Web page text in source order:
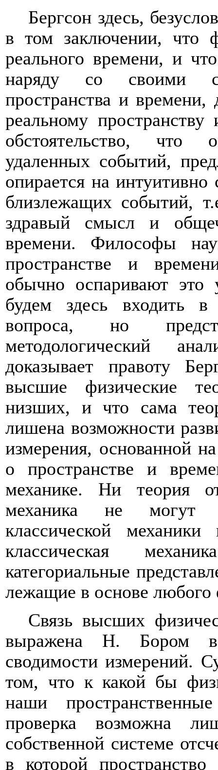
Бергсон здесь,
в том заключении, что
реального времени, и
наряду со своими
пространства и
реальному
обстоятельство, что
удаленных событий,
опирается на
близлежащих событий,
здравый смысл и
времени. Философы
пространстве и
обычно оспаривают
будем здесь входить в
вопроса, но
методологический
доказывает правоту
высшие физические
низших, и что сама
лишена возможности
измерения, основанной
о пространстве и
механике. Ни теория
механика не могут
классической
классическая
категориальные
лежащие в основе любого
Связь высших
выражена Н. Бором в
сводимости измерений.
том, что к какой бы
наши
проверка возможна
собственной системе
в которой